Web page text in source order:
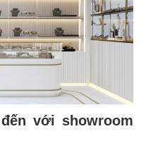
với showroom